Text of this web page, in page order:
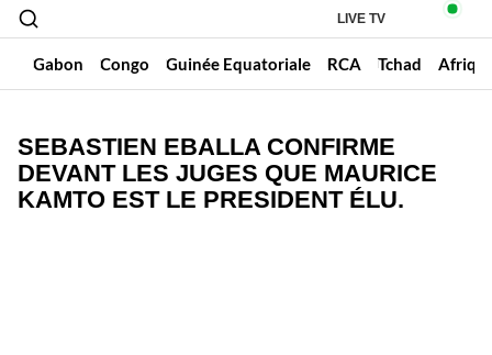
LIVE TV
Gabon Congo Guinée Equatoriale RCA Tchad
SEBASTIEN EBALLA CONFIRME
DEVANT LES JUGES QUE MAURICE
KAMTO EST LE PRESIDENT ÉLU.